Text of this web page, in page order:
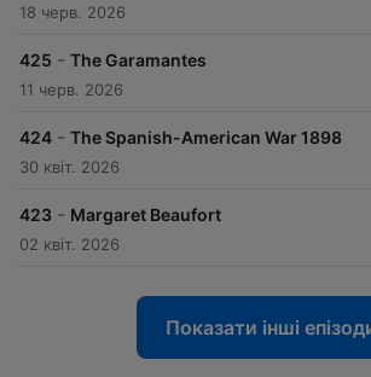
18 черв. 2026
425 - The Garamantes
11 черв. 2026
424 - The Spanish-American War 1898
30 квіт. 2026
423 - Margaret Beaufort
02 квіт. 2026
Показати інші